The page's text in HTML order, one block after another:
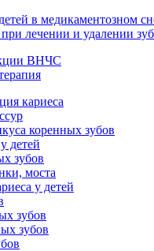
в медикаментозном
лечении и удалении
ВНЧС
кариеса
коренных зубов
детей
зубов
моста
у детей
зубов
зубов